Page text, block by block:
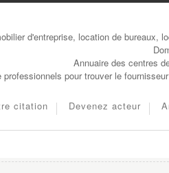
d'entreprise, location de bureaux,
Annuaire des centres
professionnels pour trouver le
citation Devenez acteur